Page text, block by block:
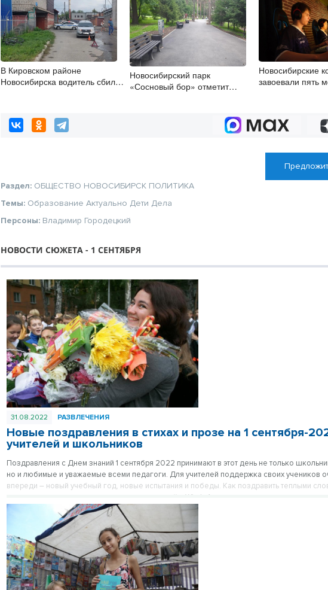
В Кировском районе
Новосибирска водитель сбил
Новосибирский парк
«Сосновый бор» отметит
Новосибирские
завоевали пять
Раздел: ОБЩЕСТВО НОВОСИБИРСК ПОЛИТИКА
Темы: Образование Актуально Дети Дела
Персоны: Владимир Городецкий
НОВОСТИ СЮЖЕТА - 1 СЕНТЯБРЯ
31.08.2022 РАЗВЛЕЧЕНИЯ
Новые поздравления в стихах и прозе на 1 сентября-
учителей и школьников
Поздравления с Днем знаний 1 сентября 2022 принимают в этот день не только
но и любимые и уважаемые всеми педагоги. Для учителей поддержка своих учеников
впереди – новый учебный год, новые испытания и победы. Как поздравить теплыми
трогательными стихами школьников и учителей в WhatsAppе и других мессенджерах,
выбирайте понравившиеся поздравления в нашей подборке к 1 сентября.